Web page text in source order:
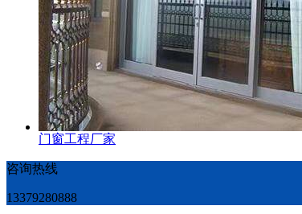
门窗工程厂家
咨询热线
13379280888